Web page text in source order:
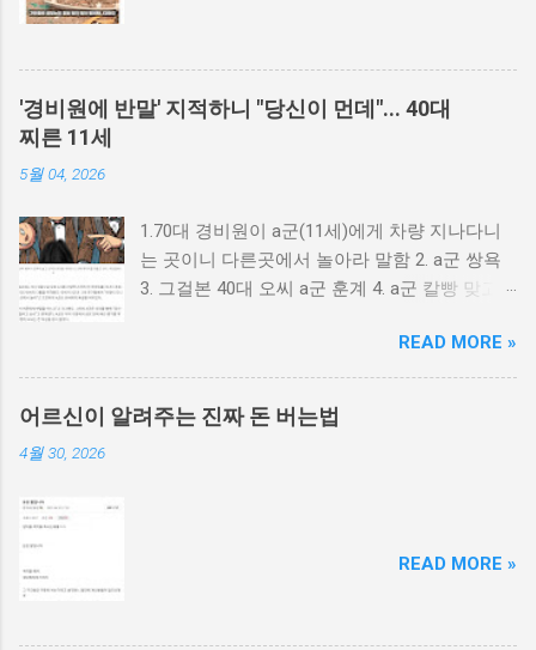
'경비원에 반말' 지적하니 "당신이 먼데"... 40대
찌른 11세
5월 04, 2026
1.70대 경비원이 a군(11세)에게 차량 지나다니
는 곳이니 다른곳에서 놀아라 말함 2. a군 쌍욕
3. 그걸본 40대 오씨 a군 훈계 4. a군 칼빵 맞고
배를 찌름 6. 다행이 중상 면함 7. a군 친구가 폭
행 당했다며으로 오씨를 신고 8. a군 아동 학대
로 오씨 고소 9. 40대 오씨 피해자 이면서 피의자
신분으로 경찰 조사
READ MORE »
어르신이 알려주는 진짜 돈 버는법
4월 30, 2026
READ MORE »